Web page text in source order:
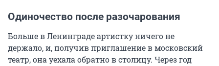
Одиночество после разочарования
Больше в Ленинграде артистку ничего не
держало, и, получив приглашение в московский
театр, она уехала обратно в столицу. Через год